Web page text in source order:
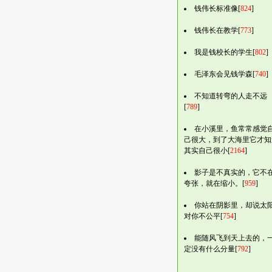
钱伟长标准像[824]
钱伟长在教学[773]
我是钱校长的学生[802]
毛泽东会见钱学森[740]
不知道转弯的人走不远
[789]
在小溪里，鱼常常感觉
己很大，到了大海里它才
其实自己很小[2164]
影子是不真实的，它不
夸张，就在缩小。[959]
你站在阴影里，却说太
对你不公平[754]
能随风飞到天上去的，
定没有什么分量[792]